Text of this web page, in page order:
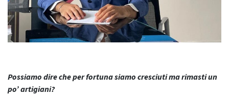
Possiamo dire che per fortuna siamo cresciuti ma rimasti un
po’ artigiani?